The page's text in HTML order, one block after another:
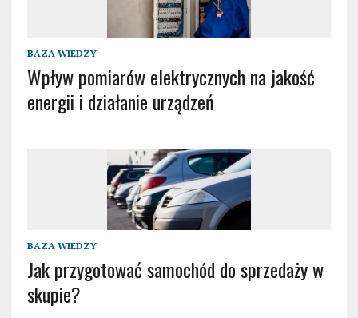
BAZA WIEDZY
Wpływ pomiarów elektrycznych na jakość
energii i działanie urządzeń
BAZA WIEDZY
Jak przygotować samochód do sprzedaży w
skupie?